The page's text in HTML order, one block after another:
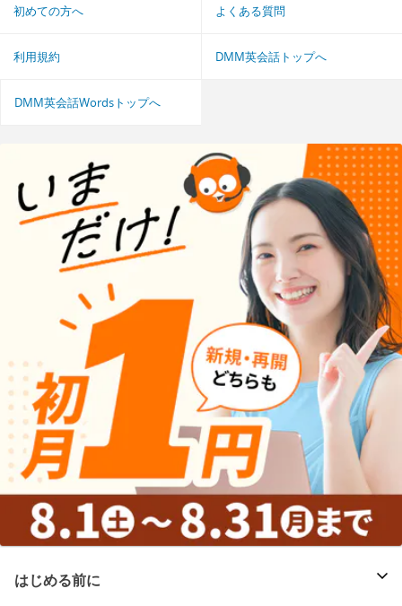
初めての方へ よくある質問
利用規約 DMM英会話トップへ
DMM英会話Wordsトップへ
はじめる前に